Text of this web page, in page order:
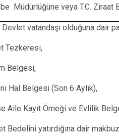
Müdürlüğüne veya T.C. Ziraat
Devlet vatandaşı olduğuna dair
Tezkeresi,
Belgesi,
Hal Belgesi (Son 6 Aylık),
Aile Kayıt Örneği ve Evlilik
Bedelini yatırdığına dair